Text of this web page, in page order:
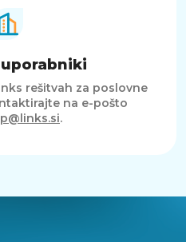
rešitvah za poslovne
na e-pošto
.